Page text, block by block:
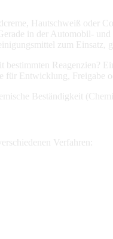
Hautschweiß oder
in der Automobil-
zum Einsatz,
Reagenzien?
Entwicklung, Freigabe
Beständigkeit
Verfahren: